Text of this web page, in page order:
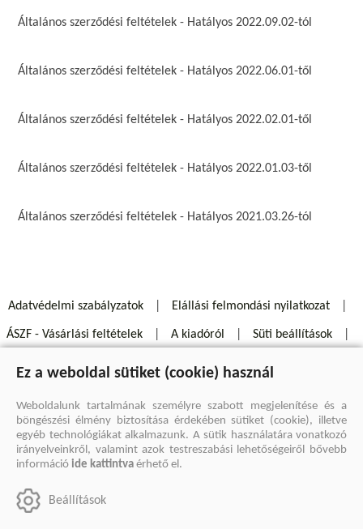
Általános szerződési feltételek - Hatályos 2022.09.02-tól
Általános szerződési feltételek - Hatályos 2022.06.01-től
Általános szerződési feltételek - Hatályos 2022.02.01-től
Általános szerződési feltételek - Hatályos 2022.01.03-től
Általános szerződési feltételek - Hatályos 2021.03.26-tól
Adatvédelmi szabályzatok Elállási felmondási nyilatkozat
ÁSZF - Vásárlási feltételek A kiadóról Süti beállítások
Kommentelési szabályzat
Ez a weboldal sütiket (cookie) használ
Weboldalunk tartalmának személyre szabott megjelenítése és a
böngészési élmény biztosítása érdekében sütiket (cookie), illetve
egyéb technológiákat alkalmazunk. A sütik használatára vonatkozó
irányelveinkről, valamint azok testreszabási lehetőségeiről bővebb
információ ide kattintva érhető el.
Beállítások